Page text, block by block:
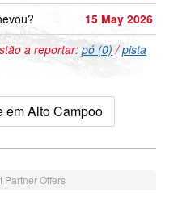
15 May 2026
a reportar: pó (0) /pista
em Alto Campoo
Partner Offers